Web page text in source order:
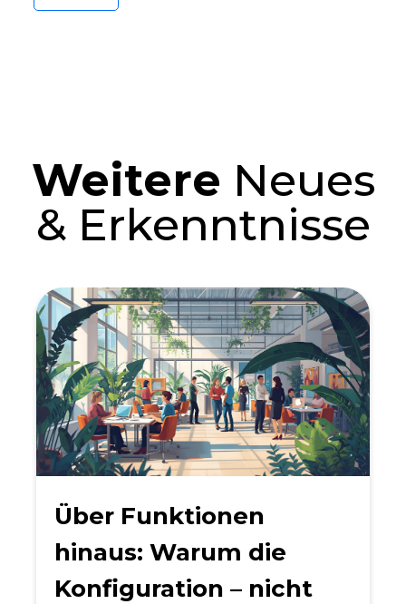
Weitere Neues
& Erkenntnisse
Über Funktionen
hinaus: Warum die
Konfiguration – nicht